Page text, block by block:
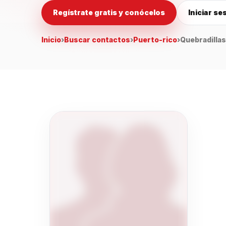
Regístrate gratis y conócelos Iniciar
Inicio›Buscar contactos›Puerto-rico›Quebradillas